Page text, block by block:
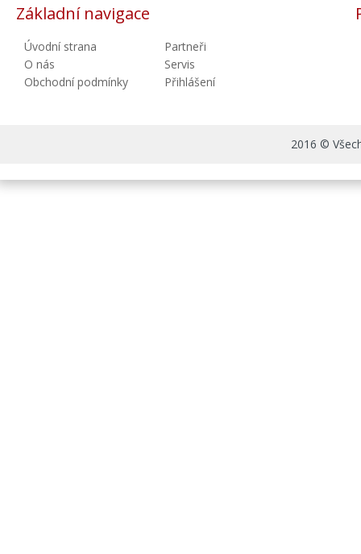
Základní navigace
Úvodní strana
O nás
Obchodní podmínky
Partneři
Servis
Přihlášení
2016 ©